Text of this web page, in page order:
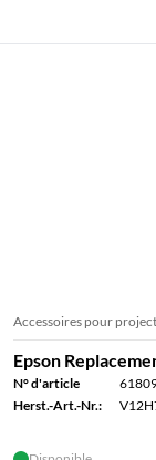
Accessoires pour
Epson
N° d'article
Herst.-Art.-Nr.: